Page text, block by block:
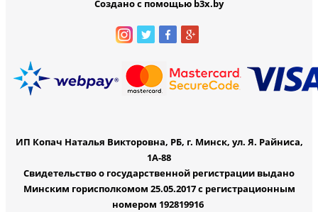
Создано с помощью b3x.by
ИП Копач Наталья Викторовна, РБ, г. Минск, ул. Я. Райниса,
1А-88
Свидетельство о государственной регистрации выдано
Минским горисполкомом 25.05.2017 с регистрационным
номером 192819916